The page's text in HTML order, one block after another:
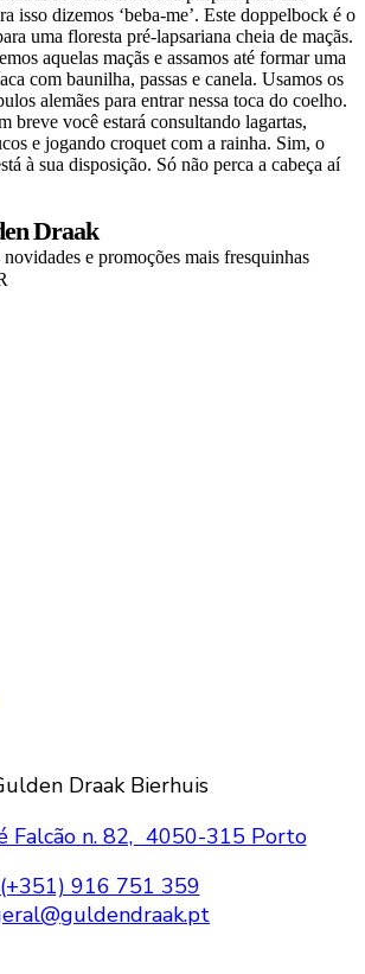
isso dizemos ‘beba-me’. Este doppelbock é o
uma floresta pré-lapsariana cheia de maçãs.
aquelas maçãs e assamos até formar uma
com baunilha, passas e canela. Usamos os
alemães para entrar nessa toca do coelho.
breve você estará consultando lagartas,
e jogando croquet com a rainha. Sim, o
à sua disposição. Só não perca a cabeça aí
Draak
novidades e promoções mais fresquinhas
Draak Bierhuis
Falcão n. 82, 4050-315 Porto
(+351) 916 751 359